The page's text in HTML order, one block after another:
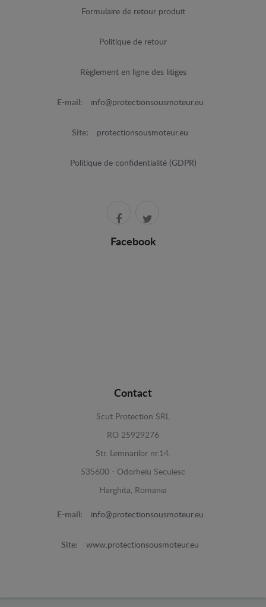
Formulaire de retour produit
Politique de retour
Règlement en ligne des litiges
E-mail: info@protectionsousmoteur.eu
Site: protectionsousmoteur.eu
Politique de confidentialité (GDPR)
Facebook
Contact
Scut Protection SRL
RO 25929276
Str. Lemnarilor nr.14.
535600 - Odorheiu Secuiesc
Harghita, Romania
E-mail: info@protectionsousmoteur.eu
Site: www.protectionsousmoteur.eu